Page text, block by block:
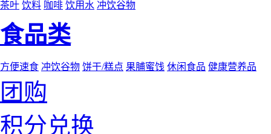
茶叶 饮料 咖啡 饮用水 冲饮谷物
食品类
方便速食 冲饮谷物 饼干/糕点 果脯蜜饯 休闲食品 健康营养品
团购
积分兑换